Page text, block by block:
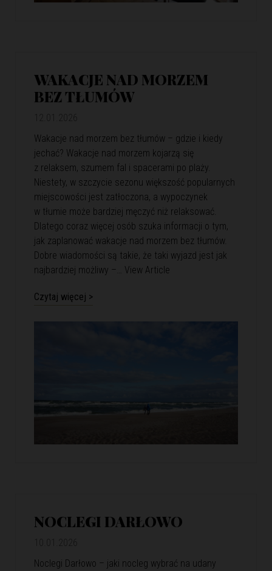
WAKACJE NAD MORZEM
BEZ TŁUMÓW
Wakacje nad morzem bez tłumów – gdzie i kiedy
jechać? Wakacje nad morzem kojarzą się
z relaksem, szumem fal i spacerami po plaży.
Niestety, w szczycie sezonu większość popularnych
miejscowości jest zatłoczona, a wypoczynek
w tłumie może bardziej męczyć niż relaksować.
Dlatego coraz więcej osób szuka informacji o tym,
jak zaplanować wakacje nad morzem bez tłumów.
Dobre wiadomości są takie, że taki wyjazd jest jak
najbardziej możliwy –… View Article
Czytaj więcej >
NOCLEGI DARŁOWO
Noclegi Darłowo – jaki nocleg wybrać na udany